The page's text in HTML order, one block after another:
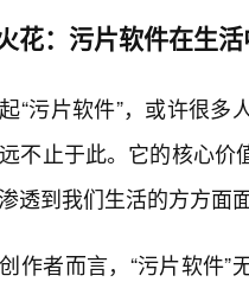
花：污片软件在生
“污片软件”，或许很
不止于此。它的核心
透到我们生活的方方面
作者而言，“污片软件